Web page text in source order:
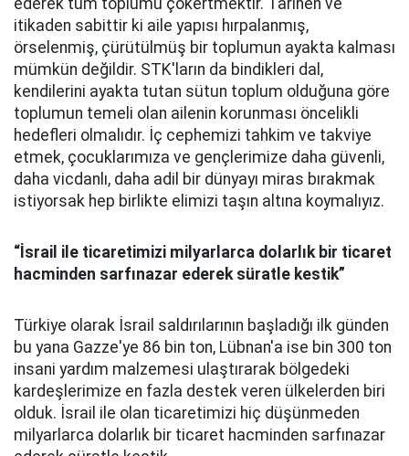
ederek tüm toplumu çökertmektir. Tarihen ve
itikaden sabittir ki aile yapısı hırpalanmış,
örselenmiş, çürütülmüş bir toplumun ayakta kalması
mümkün değildir. STK'ların da bindikleri dal,
kendilerini ayakta tutan sütun toplum olduğuna göre
toplumun temeli olan ailenin korunması öncelikli
hedefleri olmalıdır. İç cephemizi tahkim ve takviye
etmek, çocuklarımıza ve gençlerimize daha güvenli,
daha vicdanlı, daha adil bir dünyayı miras bırakmak
istiyorsak hep birlikte elimizi taşın altına koymalıyız.
“İsrail ile ticaretimizi milyarlarca dolarlık bir ticaret
hacminden sarfınazar ederek süratle kestik”
Türkiye olarak İsrail saldırılarının başladığı ilk günden
bu yana Gazze'ye 86 bin ton, Lübnan'a ise bin 300 ton
insani yardım malzemesi ulaştırarak bölgedeki
kardeşlerimize en fazla destek veren ülkelerden biri
olduk. İsrail ile olan ticaretimizi hiç düşünmeden
milyarlarca dolarlık bir ticaret hacminden sarfınazar